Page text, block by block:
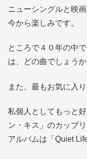
ニューシングルと映
今から楽しみです。
ところで４０年の中
は、どの曲でしょうか
また、最もお気に入
私個人としてもっと
ン・キス」のカップ
アルバムは「Quiet